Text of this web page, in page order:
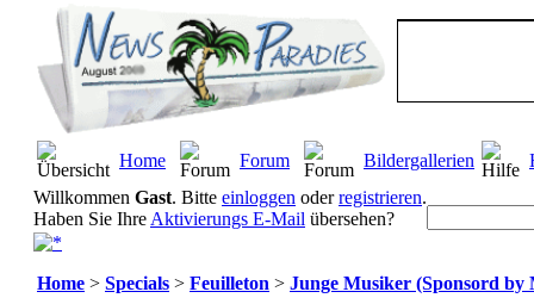
Home Forum Bildergallerien
Willkommen Gast. Bitte einloggen oderregistrieren.
Haben Sie Ihre Aktivierungs E-Mail übersehen?
Home > Specials > Feuilleton > Junge Musiker (Sponsord by